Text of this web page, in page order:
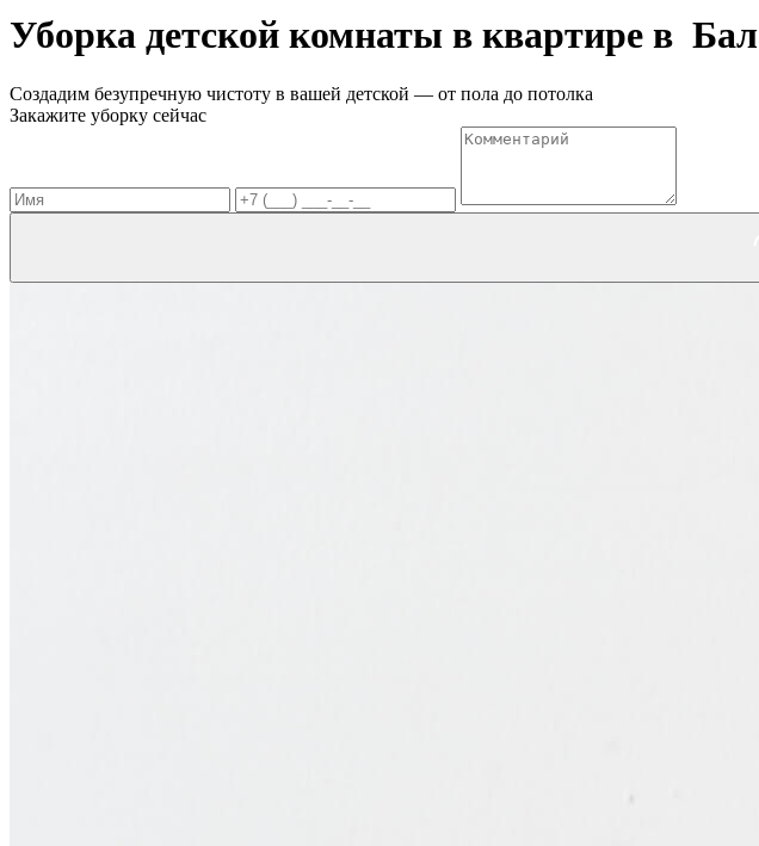
Уборка детской комнаты в квартире в
Создадим безупречную чистоту в вашей детской — от пола до потолка
Закажите уборку сейчас